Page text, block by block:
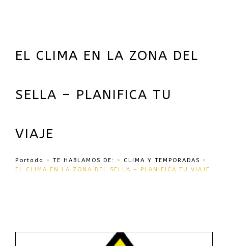
EL CLIMA EN LA ZONA DEL
SELLA – PLANIFICA TU
VIAJE
Portada » TE HABLAMOS DE: » CLIMA Y TEMPORADAS »
EL CLIMA EN LA ZONA DEL SELLA – PLANIFICA TU VIAJE